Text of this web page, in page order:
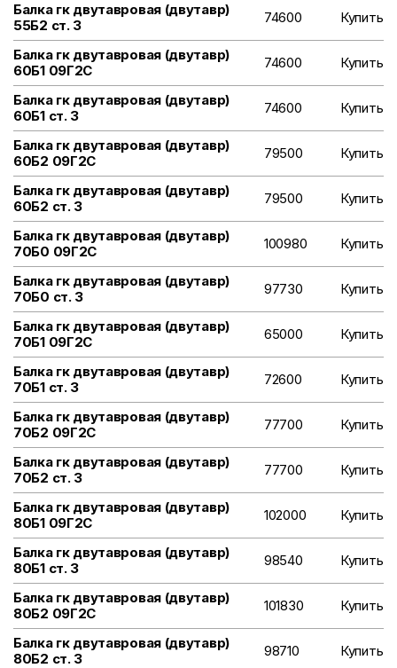
Балка гк двутавровая (двутавр)
55Б2 ст. 3
74600 Купить
Балка гк двутавровая (двутавр)
60Б1 09Г2С
74600 Купить
Балка гк двутавровая (двутавр)
60Б1 ст. 3
74600 Купить
Балка гк двутавровая (двутавр)
60Б2 09Г2С
79500 Купить
Балка гк двутавровая (двутавр)
60Б2 ст. 3
79500 Купить
Балка гк двутавровая (двутавр)
70Б0 09Г2С
100980 Купить
Балка гк двутавровая (двутавр)
70Б0 ст. 3
97730 Купить
Балка гк двутавровая (двутавр)
70Б1 09Г2С
65000 Купить
Балка гк двутавровая (двутавр)
70Б1 ст. 3
72600 Купить
Балка гк двутавровая (двутавр)
70Б2 09Г2С
77700 Купить
Балка гк двутавровая (двутавр)
70Б2 ст. 3
77700 Купить
Балка гк двутавровая (двутавр)
80Б1 09Г2С
102000 Купить
Балка гк двутавровая (двутавр)
80Б1 ст. 3
98540 Купить
Балка гк двутавровая (двутавр)
80Б2 09Г2С
101830 Купить
Балка гк двутавровая (двутавр)
80Б2 ст. 3
98710 Купить